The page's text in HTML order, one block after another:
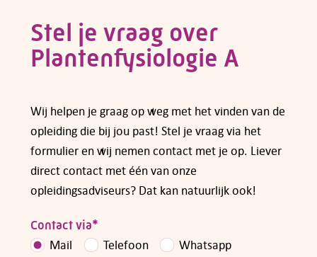
Heb je vragen over subsidiemogelijkheden,
neem dan contact met ons op.
Stel je vraag over
Plantenfysiologie A
Wij helpen je graag op weg met het vinden van de
opleiding die bij jou past! Stel je vraag via het
formulier en wij nemen contact met je op. Liever
direct contact met één van onze
opleidingsadviseurs? Dat kan natuurlijk ook!
Contact via*
Mail Telefoon Whatsapp